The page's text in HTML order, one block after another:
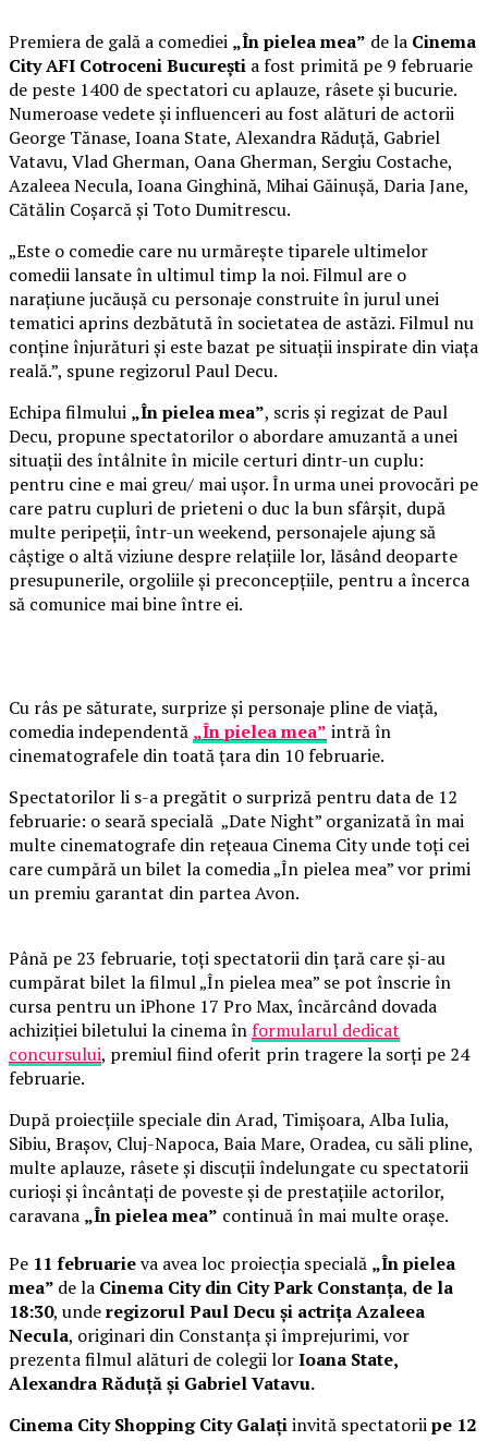
Premiera de gală a comediei „În pielea mea” de la Cinema
City AFI Cotroceni București a fost primită pe 9 februarie
de peste 1400 de spectatori cu aplauze, râsete și bucurie.
Numeroase vedete și influenceri au fost alături de actorii
George Tănase, Ioana State, Alexandra Răduță, Gabriel
Vatavu, Vlad Gherman, Oana Gherman, Sergiu Costache,
Azaleea Necula, Ioana Ginghină, Mihai Găinușă, Daria Jane,
Cătălin Coșarcă și Toto Dumitrescu.
„Este o comedie care nu urmărește tiparele ultimelor
comedii lansate în ultimul timp la noi. Filmul are o
narațiune jucăușă cu personaje construite în jurul unei
tematici aprins dezbătută în societatea de astăzi. Filmul nu
conține înjurături și este bazat pe situații inspirate din viața
reală.”, spune regizorul Paul Decu.
Echipa filmului „În pielea mea”, scris și regizat de Paul
Decu, propune spectatorilor o abordare amuzantă a unei
situații des întâlnite în micile certuri dintr-un cuplu:
pentru cine e mai greu/ mai ușor. În urma unei provocări pe
care patru cupluri de prieteni o duc la bun sfârșit, după
multe peripeții, într-un weekend, personajele ajung să
câștige o altă viziune despre relațiile lor, lăsând deoparte
presupunerile, orgoliile și preconcepțiile, pentru a încerca
să comunice mai bine între ei.
Cu râs pe săturate, surprize și personaje pline de viață,
comedia independentă „În pielea mea” intră în
cinematografele din toată țara din 10 februarie.
Spectatorilor li s-a pregătit o surpriză pentru data de 12
februarie: o seară specială „Date Night” organizată în mai
multe cinematografe din rețeaua Cinema City unde toți cei
care cumpără un bilet la comedia „În pielea mea” vor primi
un premiu garantat din partea Avon.
Până pe 23 februarie, toți spectatorii din țară care și-au
cumpărat bilet la filmul „În pielea mea” se pot înscrie în
cursa pentru un iPhone 17 Pro Max, încărcând dovada
achiziției biletului la cinema înformularul dedicat
concursului, premiul fiind oferit prin tragere la sorți pe 24
februarie.
După proiecțiile speciale din Arad, Timișoara, Alba Iulia,
Sibiu, Brașov, Cluj-Napoca, Baia Mare, Oradea, cu săli pline,
multe aplauze, râsete și discuții îndelungate cu spectatorii
curioși și încântați de poveste și de prestațiile actorilor,
caravana „În pielea mea” continuă în mai multe orașe.
Pe 11 februarieva avea loc proiecția specială „În pielea
mea” de la Cinema City din City Park Constanța, de la
18:30, underegizorul Paul Decu și actrița Azaleea
Necula, originari din Constanța și împrejurimi, vor
prezenta filmul alături de colegii lorIoana State,
Alexandra Răduță și Gabriel Vatavu.
Cinema City Shopping City Galațiinvită spectatoriipe 12